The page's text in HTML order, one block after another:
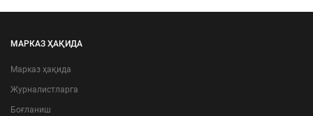
МАРКАЗ ҲАҚИДА
Марказ ҳақида
Журналистларга
Боғланиш